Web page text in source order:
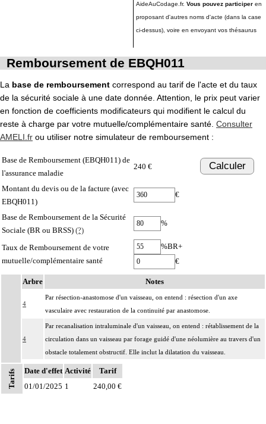
AideAuCodage.fr. Vous pouvez participer en
proposant d'autres noms d'acte (dans la case
ci-dessus), voire en envoyant vos thésaurus
Remboursement de EBQH011
La base de remboursement correspond au tarif de l'acte et du taux
de la sécurité sociale à une date donnée. Attention, le prix peut varier
en fonction de coefficients modificateurs qui modifient le calcul du
reste à charge par votre mutuelle/complémentaire santé. Consulter
AMELI.fr ou utiliser notre simulateur de remboursement :
Base de Remboursement (EBQH011) de
l'assurance maladie
240 € Calculer
Montant du devis ou de la facture (avec
EBQH011)
€
Base de Remboursement de la Sécurité
Sociale (BR ou BRSS) (?)
%
Taux de Remboursement de votre
mutuelle/complémentaire santé
%BR+
€
Arbre Notes
4
Par résection-anastomose d'un vaisseau, on entend : résection d'un axe
vasculaire avec restauration de la continuité par anastomose.
4
Par recanalisation intraluminale d'un vaisseau, on entend : rétablissement de la
circulation dans un vaisseau par forage guidé d'une néolumière au travers d'un
obstacle totalement obstructif. Elle inclut la dilatation du vaisseau.
4
Par endoprothèse vasculaire, on entend : prothèse vasculaire non couverte,
posée par voie vasculaire transcutanée.
Tarifs Date d'effet Activité
Tarif
01/01/2025 1 240,00 €